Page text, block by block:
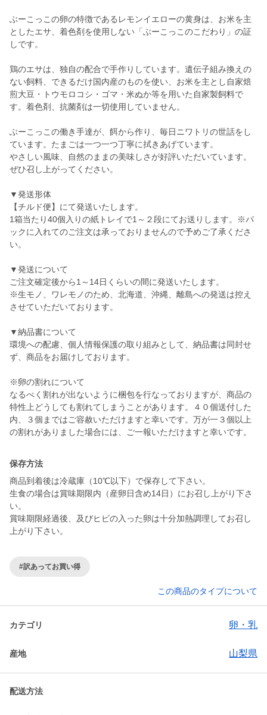
ぶーこっこの卵の特徴であるレモンイエローの黄身は、お米を主
としたエサ、着色剤を使用しない「ぶーこっこのこだわり」の証
しです。
鶏のエサは、独自の配合で手作りしています。遺伝子組み換えの
ない飼料、できるだけ国内産のものを使い、お米を主とし自家焙
煎大豆・トウモロコシ・ゴマ・米ぬか等を用いた自家製飼料で
す。着色剤、抗菌剤は一切使用していません。
ぶーこっこの働き手達が、餌から作り、毎日ニワトリの世話をし
ています。たまごは一つ一つ丁寧に拭きあげています。
やさしい風味、自然のままの美味しさが好評いただいています。
ぜひ召し上がってください。
▼発送形体
【チルド便】にて発送いたします。
1箱当たり40個入りの紙トレイで1～２段にてお送りします。※パ
ックに入れてのご注文は承っておりませんので予めご了承くださ
い。
▼発送について
ご注文確定後から1～14日くらいの間に発送いたします。
※生モノ、ワレモノのため、北海道、沖縄、離島への発送は控え
させていただいております。
▼納品書について
環境への配慮、個人情報保護の取り組みとして、納品書は同封せ
ず、商品をお届けしております。
※卵の割れについて
なるべく割れが出ないように梱包を行なっておりますが、商品の
特性上どうしても割れてしまうことがあります。４０個送付した
内、３個まではご容赦いただけますと幸いです。万が一３個以上
の割れがありました場合には、ご一報いただけますと幸いです。
保存方法
商品到着後は冷蔵庫（10℃以下）で保存して下さい。
生食の場合は賞味期限内（産卵日含め14日）にお召し上がり下さ
い。
賞味期限経過後、及びヒビの入った卵は十分加熱調理してお召し
上がり下さい。
#訳あってお買い得
この商品のタイプについて
カテゴリ 卵・乳
産地 山梨県
配送方法